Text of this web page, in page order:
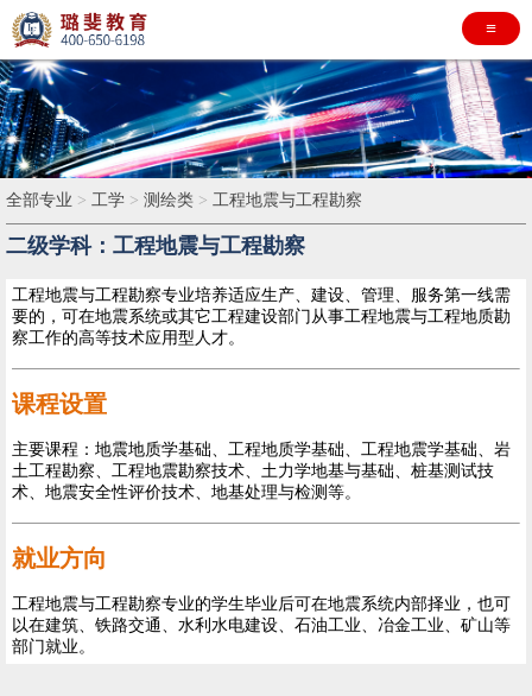
≡
全部专业 > 工学 > 测绘类 > 工程地震与工程勘察
二级学科：工程地震与工程勘察
工程地震与工程勘察专业培养适应生产、建设、管理、服务第一线需
要的，可在地震系统或其它工程建设部门从事工程地震与工程地质勘
察工作的高等技术应用型人才。
课程设置
主要课程：地震地质学基础、工程地质学基础、工程地震学基础、岩
土工程勘察、工程地震勘察技术、土力学地基与基础、桩基测试技
术、地震安全性评价技术、地基处理与检测等。
就业方向
工程地震与工程勘察专业的学生毕业后可在地震系统内部择业，也可
以在建筑、铁路交通、水利水电建设、石油工业、冶金工业、矿山等
部门就业。